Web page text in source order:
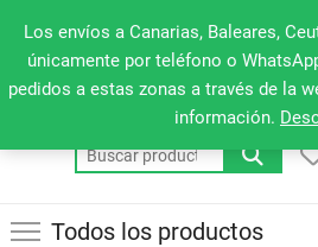
Los envíos a Canarias, Baleares,
únicamente por teléfono o
pedidos a estas zonas a través de la
información.
contenido
660 079 911
Buscar
por:
Todos los productos